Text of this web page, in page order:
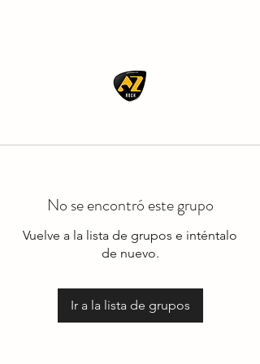
No se encontró este grupo
Vuelve a la lista de grupos e inténtalo
de nuevo.
Ir a la lista de grupos